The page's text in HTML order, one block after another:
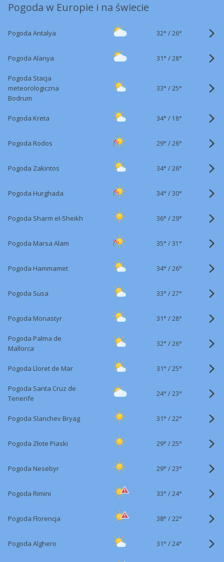
Pogoda w Europie i na świecie
Pogoda Antalya 32° /26°
Pogoda Alanya 31° /28°
Pogoda Stacja
meteorologiczna
Bodrum
33° /25°
Pogoda Kreta 34° / 18°
Pogoda Rodos 29° /26°
Pogoda Zakintos 34° /26°
Pogoda Hurghada 34° /30°
Pogoda Sharm el-Sheikh 36° /29°
Pogoda Marsa Alam 35° /31°
Pogoda Hammamet 34° /26°
Pogoda Susa 33° /27°
Pogoda Monastyr 31° /28°
Pogoda Palma de
Mallorca
32° /26°
Pogoda Lloret de Mar 31° /25°
Pogoda Santa Cruz de
Tenerife
24° /23°
Pogoda Slanchev Bryag 31° /22°
Pogoda Złote Piaski 29° /25°
Pogoda Nesebyr 29° /23°
Pogoda Rimini 33° /24°
Pogoda Florencja 38° /22°
Pogoda Alghero 31° /24°